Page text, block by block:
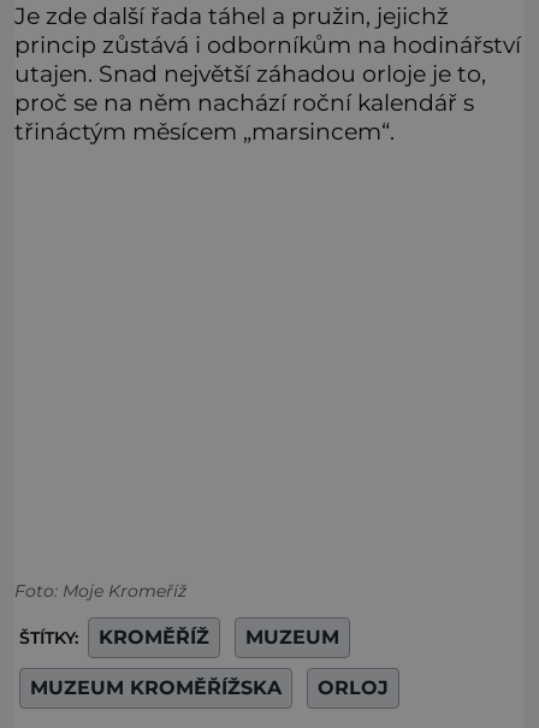
Je zde další řada táhel a pružin, jejichž
princip zůstává i odborníkům na hodinářství
utajen. Snad největší záhadou orloje je to,
proč se na něm nachází roční kalendář s
třináctým měsícem „marsincem“.
Foto: Moje Kromeříž
ŠTÍTKY: KROMĚŘÍŽ MUZEUM
MUZEUM KROMĚŘÍŽSKA ORLOJ